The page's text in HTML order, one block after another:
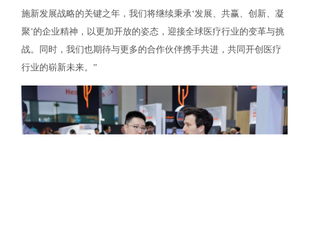
施新发展战略的关键之年，我们将继续秉承‘发展、共赢、创新、凝
聚’的企业精神，以更加开放的姿态，迎接全球医疗行业的变革与挑
战。同时，我们也期待与更多的合作伙伴携手共进，共同开创医疗
行业的崭新未来。”